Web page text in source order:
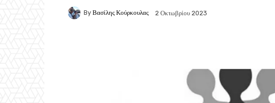
By Βασίλης Κούρκουλας 2 Οκτωβρίου 2023